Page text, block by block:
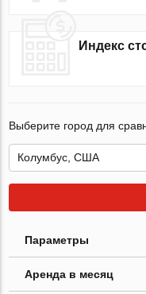
Индекс
Выберите город для
Параметры
Аренда в месяц